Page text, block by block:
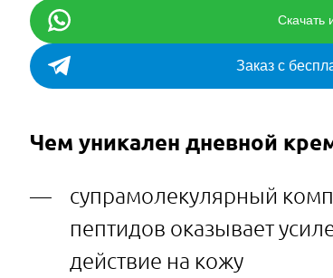
Скачать
Заказ с
Чем уникален дневной
супрамолекулярный
пептидов оказывает
действие на кожу